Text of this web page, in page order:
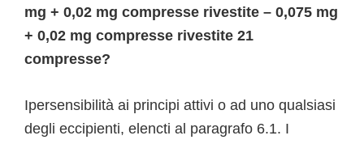
mg + 0,02 mg compresse rivestite – 0,075 mg
+ 0,02 mg compresse rivestite 21
compresse?
Ipersensibilità ai principi attivi o ad uno qualsiasi
degli eccipienti, elencti al paragrafo 6.1. I